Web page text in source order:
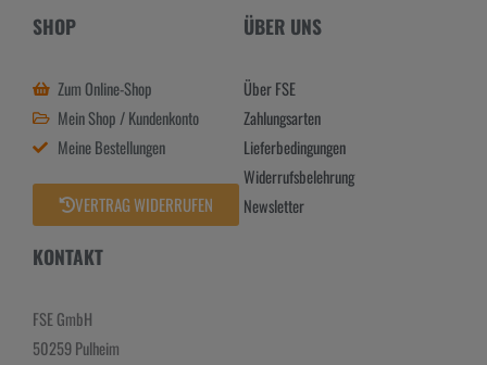
SHOP
Zum Online-Shop
Mein Shop / Kundenkonto
Meine Bestellungen
VERTRAG WIDERRUFEN
ÜBER UNS
Über FSE
Zahlungsarten
Lieferbedingungen
Widerrufsbelehrung
Newsletter
KONTAKT
FSE GmbH
50259 Pulheim